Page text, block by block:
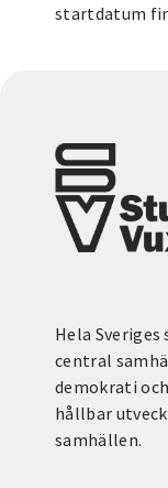
startdatum
Hela
central
demokrati
hållbar
samhällen.